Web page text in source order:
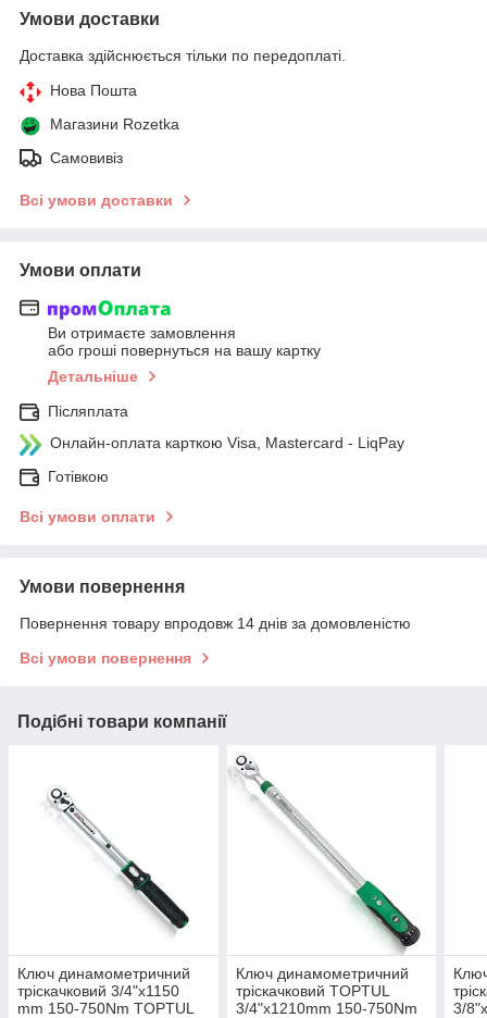
Умови доставки
Доставка здійснюється тільки по передоплаті.
Нова Пошта
Магазини Rozetka
Самовивіз
Всі умови доставки
Умови оплати
Ви отримаєте замовлення
або гроші повернуться на вашу картку
Детальніше
Післяплата
Онлайн-оплата карткою Visa, Mastercard - LiqPay
Готівкою
Всі умови оплати
Умови повернення
Повернення товару впродовж 14 днів за домовленістю
Всі умови повернення
Подібні товари компанії
Ключ динамометричний
тріскачковий 3/4"x1150
mm 150-750Nm TOPTUL
Ключ динамометричний
тріскачковий TOPTUL
3/4"x1210mm 150-750Nm
3/